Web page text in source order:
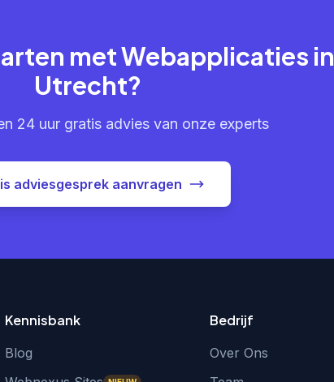
met Webapplicaties in
Utrecht?
24 uur gratis advies van onze experts
adviesgesprek aanvragen
Kennisbank
Blog
Bedrijf
Over Ons